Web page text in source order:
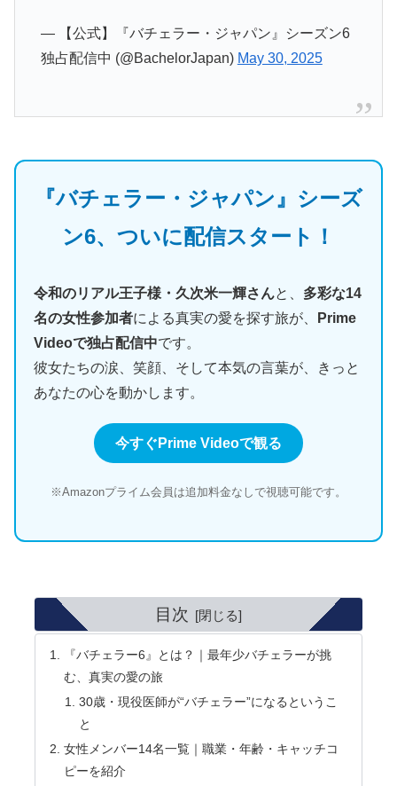
— 【公式】『バチェラー・ジャパン』シーズン6
独占配信中 (@BachelorJapan) May 30, 2025
『バチェラー・ジャパン』シーズ
ン6、ついに配信スタート！
令和のリアル王子様・久次米一輝さんと、 多彩な14
名の女性参加者による真実の愛を探す旅が、
Prime
Videoで独占配信中です。
彼女たちの涙、笑顔、そして本気の言葉が、きっと
あなたの心を動かします。
今すぐPrime Videoで観る
※Amazonプライム会員は追加料金なしで視聴可能です。
目次
『バチェラー6』とは？｜最年少バチェラーが挑
む、真実の愛の旅
30歳・現役医師が“バチェラー”になるというこ
と
女性メンバー14名一覧｜職業・年齢・キャッチコ
ピーを紹介